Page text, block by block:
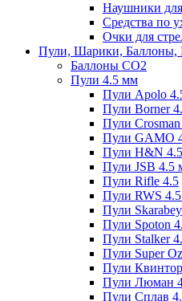
Наушники
Средства по
Очки для
Пули, Шарики, Баллоны,
Баллоны CO2
Пули 4.5 мм
Пули Apolo
Пули Borner
Пули
Пули GAMO
Пули H&N
Пули JSB 4.5
Пули Rifle 4.5
Пули RWS
Пули
Пули Spoton
Пули Stalker
Пули Super
Пули
Пули Люман
Пули Сплав